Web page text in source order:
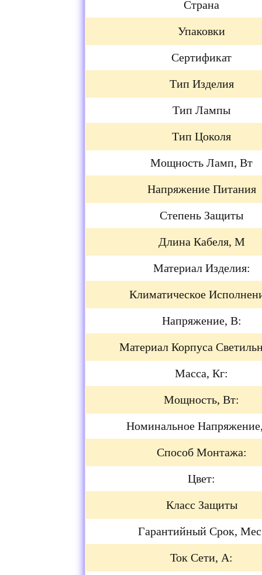
Страна
Упаковки
Сертификат
Тип Изделия
Тип Лампы
Тип Цоколя
Мощность Ламп, Вт
Напряжение Питания
Степень Защиты
Длина Кабеля, М
Материал Изделия:
Климатическое
Напряжение, В:
Материал Корпуса
Масса, Кг:
Мощность, Вт:
Номинальное
Способ Монтажа:
Цвет:
Класс Защиты
Гарантийный Срок,
Ток Сети, А: